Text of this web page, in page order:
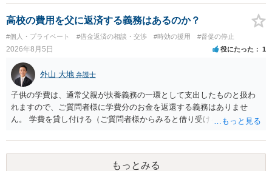
ので、詐欺罪の実行行為性が無く罪に問うことはできません。 おそら
く、相手が真実を話せば警察も取り合わないと思いますが、虚偽の内
容を述べた場合は、捜査はあるかもしれません。 ただし、捜査におい
て、真実を説明すれば、「ちゃんと返しなさいよ」程度の注意で済む
ことだと思われます。 また、返せるお金が無いのであれば、返せない
のは致し方ありません。真摯に分割して支払うことを相手に告げてい
くのみでしょう。 以上、ご参考まで。
高校の費用を父に返済する義務はあるのか？
#個人・プライベート #借金返済の相談・交渉 #時効の援用 #督促の停止
2026年8月5日 役にたった 1
外山 大地 弁護士
子供の学費は、通常父親が扶養義務の一環として支出したものと扱わ
れますので、ご質問者様に学費分のお金を返還する義務はありませ
ん。 学費を貸し付ける（ご質問者様からみると借り受ける）といった
ょう。
もっとみる